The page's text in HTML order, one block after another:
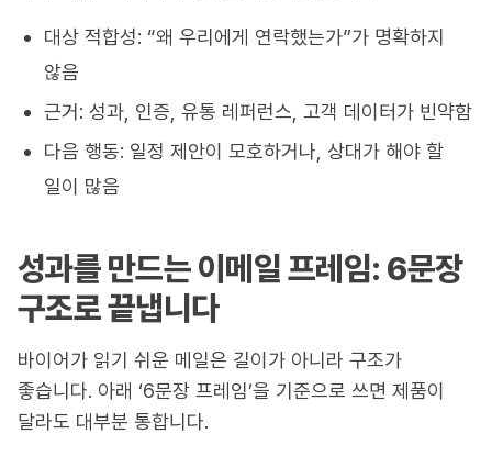
대상 적합성: “왜 우리에게 연락했는가”가 명확하지
않음
근거: 성과, 인증, 유통 레퍼런스, 고객 데이터가 빈약함
다음 행동: 일정 제안이 모호하거나, 상대가 해야 할
일이 많음
성과를 만드는 이메일 프레임: 6문장
구조로 끝냅니다
바이어가 읽기 쉬운 메일은 길이가 아니라 구조가
좋습니다. 아래 ‘6문장 프레임’을 기준으로 쓰면 제품이
달라도 대부분 통합니다.